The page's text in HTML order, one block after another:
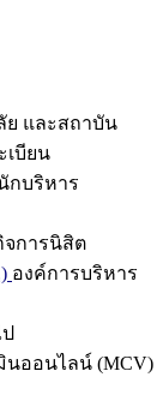
และสถาบัน
เบียน
กบริหาร
การนิสิต
องค์การบริหาร
นออนไลน์ (MCV)